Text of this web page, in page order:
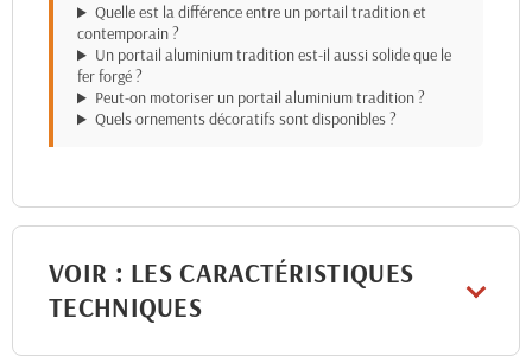
Quelle est la différence entre un portail tradition et
contemporain ?
Un portail aluminium tradition est-il aussi solide que le
fer forgé ?
Peut-on motoriser un portail aluminium tradition ?
Quels ornements décoratifs sont disponibles ?
VOIR : LES CARACTÉRISTIQUES
TECHNIQUES